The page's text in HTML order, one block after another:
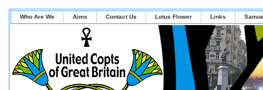
Who Are We Aims Contact Us Lotus Flower Links